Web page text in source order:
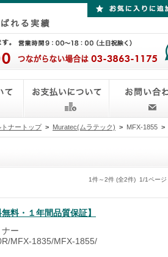
トナートップ > Muratec(ムラテック) > MFX-1855 >
1件～2件 (全2件) 1/1ページ
料・１年間品質保証】
ー
MFX-1835/MFX-1855/